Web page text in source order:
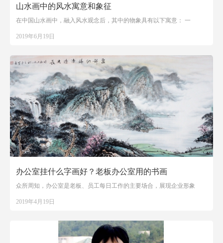
山水画中的风水寓意和象征
在中国山水画中，融入风水观念后，其中的物象具有以下寓意： 一
2019年6月19日
办公室挂什么字画好？老板办公室用的书画
众所周知，办公室是老板、员工每日工作的主要场合，展现企业形象
2019年4月19日